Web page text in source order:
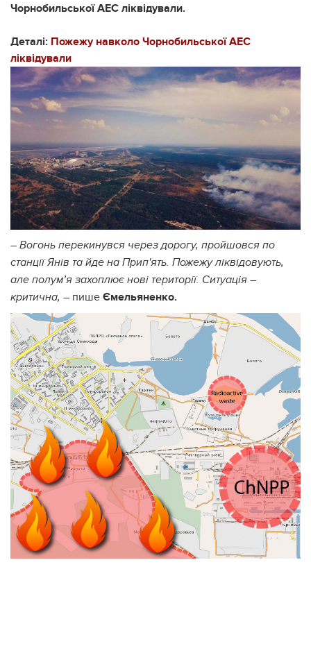
Чорнобильської АЕС ліквідували.
Деталі: Пожежу навколо Чорнобильської АЕС
ліквідували
– Вогонь перекинувся через дорогу, пройшовся по
станції Янів та йде на Прип'ять. Пожежу ліквідовують,
але полум’я захоплює нові території. Ситуація –
критична, – пише Ємельяненко.